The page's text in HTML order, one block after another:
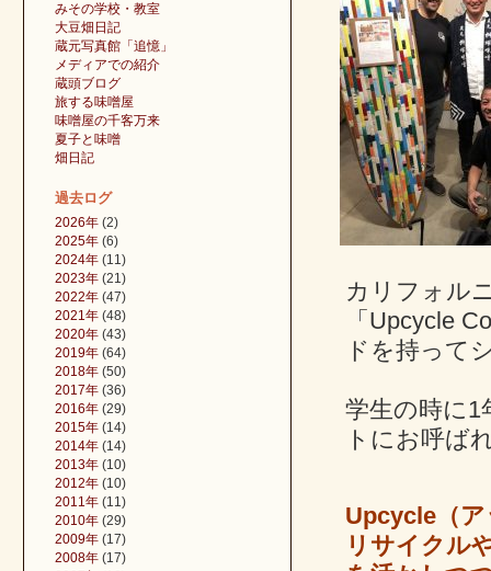
カリフォル
「Upcycle
ドを持って
学生の時に
トにお呼ば
Upcycle（
リサイクル
みその学校・教室
大豆畑日記
蔵元写真館「追憶」
メディアでの紹介
蔵頭ブログ
旅する味噌屋
味噌屋の千客万来
夏子と味噌
畑日記
過去ログ
2026年 (2)
2025年 (6)
2024年 (11)
2023年 (21)
2022年 (47)
2021年 (48)
2020年 (43)
2019年 (64)
2018年 (50)
2017年 (36)
2016年 (29)
2015年 (14)
2014年 (14)
2013年 (10)
2012年 (10)
2011年 (11)
2010年 (29)
2009年 (17)
2008年 (17)